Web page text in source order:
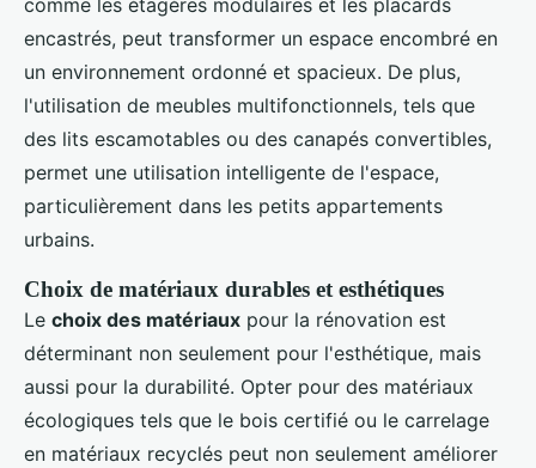
comme les étagères modulaires et les placards
encastrés, peut transformer un espace encombré en
un environnement ordonné et spacieux. De plus,
l'utilisation de meubles multifonctionnels, tels que
des lits escamotables ou des canapés convertibles,
permet une utilisation intelligente de l'espace,
particulièrement dans les petits appartements
urbains.
Choix de matériaux durables et esthétiques
Le choix des matériaux pour la rénovation est
déterminant non seulement pour l'esthétique, mais
aussi pour la durabilité. Opter pour des matériaux
écologiques tels que le bois certifié ou le carrelage
en matériaux recyclés peut non seulement améliorer